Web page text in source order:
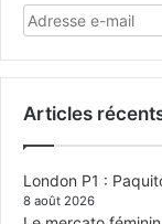
Articles
London P1 :
8 août 2026